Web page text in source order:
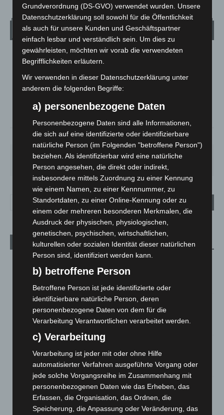
Wetter
LANGENHAGEN
20.3
20.1
59% 1.8m/s 5%
SO.
33°
MO.
27°
DI.
24°
MI.
27°
Aktuelle Beiträge
Kunst trifft Weingenuss: Barbara-Susann Mehring zeigt ihre
Werke im Jacques’ Wein-Depot Isernhagen
A2: Zweite Turbobaustelle startet zwischen Hannover-West
und Bothfeld
8. August 2026
Niedersachsen: Feuerwehrkräfte kehren nach
Waldbrandeinsatz aus Spanien zurück
7. August 2026
Hannover: Erste Tigermücken-Population in Niedersachsen
entdeckt
7. August 2026
Grundverordnung (DS-GVO) verwendet wurden. Unsere
Datenschutzerklärung soll sowohl für die Öffentlichkeit
als auch für unsere Kunden und Geschäftspartner
einfach lesbar und verständlich sein. Um dies zu
gewährleisten, möchten wir vorab die verwendeten
Begrifflichkeiten erläutern.
Wir verwenden in dieser Datenschutzerklärung unter
anderem die folgenden Begriffe:
a) personenbezogene Daten
Personenbezogene Daten sind alle Informationen,
die sich auf eine identifizierte oder identifizierbare
natürliche Person (im Folgenden "betroffene Person")
beziehen. Als identifizierbar wird eine natürliche
Person angesehen, die direkt oder indirekt,
insbesondere mittels Zuordnung zu einer Kennung
wie einem Namen, zu einer Kennnummer, zu
Standortdaten, zu einer Online-Kennung oder zu
einem oder mehreren besonderen Merkmalen, die
Ausdruck der physischen, physiologischen,
genetischen, psychischen, wirtschaftlichen,
kulturellen oder sozialen Identität dieser natürlichen
Person sind, identifiziert werden kann.
b) betroffene Person
Betroffene Person ist jede identifizierte oder
identifizierbare natürliche Person, deren
personenbezogene Daten von dem für die
Verarbeitung Verantwortlichen verarbeitet werden.
c) Verarbeitung
Verarbeitung ist jeder mit oder ohne Hilfe
automatisierter Verfahren ausgeführte Vorgang oder
jede solche Vorgangsreihe im Zusammenhang mit
personenbezogenen Daten wie das Erheben, das
Erfassen, die Organisation, das Ordnen, die
Speicherung, die Anpassung oder Veränderung, das